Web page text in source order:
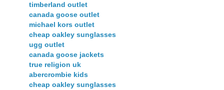
timberland outlet
canada goose outlet
michael kors outlet
cheap oakley sunglasses
ugg outlet
canada goose jackets
true religion uk
abercrombie kids
cheap oakley sunglasses